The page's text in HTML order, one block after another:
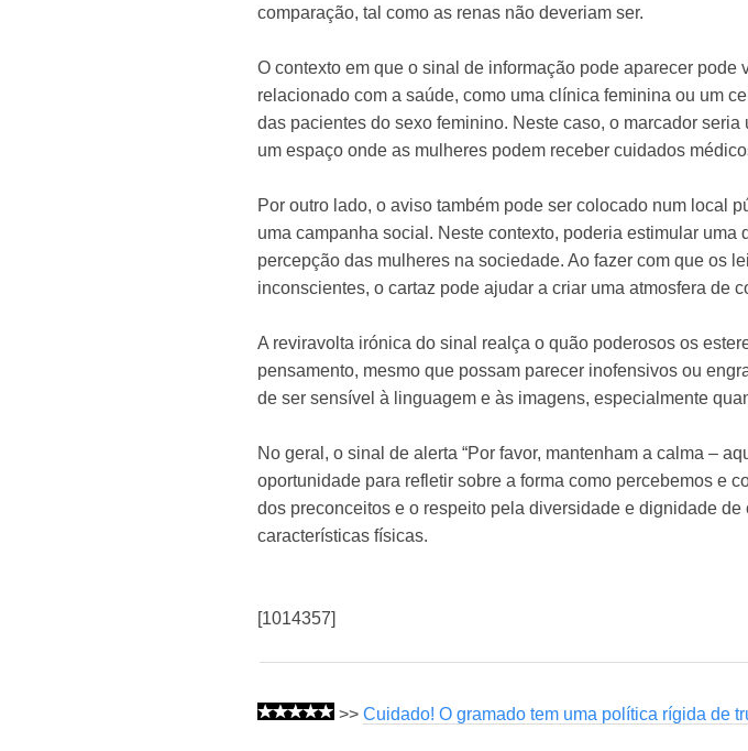
comparação, tal como as renas não deveriam ser.
O contexto em que o sinal de informação pode aparecer
relacionado com a saúde, como uma clínica feminina ou um
das pacientes do sexo feminino. Neste caso, o marcador
um espaço onde as mulheres podem receber cuidados
Por outro lado, o aviso também pode ser colocado num local
uma campanha social. Neste contexto, poderia estimular
percepção das mulheres na sociedade. Ao fazer com que os
inconscientes, o cartaz pode ajudar a criar uma atmosfera de
A reviravolta irónica do sinal realça o quão poderosos os
pensamento, mesmo que possam parecer inofensivos ou
de ser sensível à linguagem e às imagens, especialmente
No geral, o sinal de alerta “Por favor, mantenham a calma –
oportunidade para refletir sobre a forma como percebemos e
dos preconceitos e o respeito pela diversidade e dignidade
características físicas.
[1014357]
>> Cuidado! O gramado tem uma política rígida de